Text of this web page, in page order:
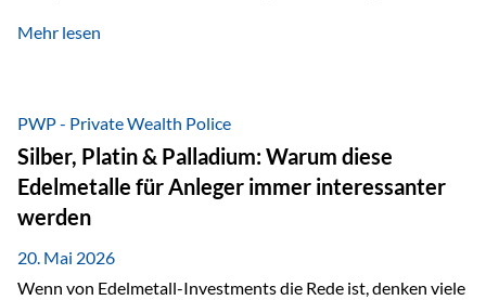
Unsicherheit abzusichern. Genau hier rücken reale und
monetäre Rolle zurück Gold erlebt derzeit eine
bemerkenswerte Renaissance als monetärer Wertspeicher.
Treiber sind Rekordkäufe der Zentralbanken, geopolitische
Spannungen und ein schleichender Vertrauensverlust in
ungedeckte Papierwährungen. Wie groß dieser
Vertrauensverlust ausfällt, zeigt ein nüchterner
Mehr lesen
PWP - Private Wealth Police
Silber, Platin & Palladium: Warum diese
Edelmetalle für Anleger immer interessanter
werden
20. Mai 2026
Wenn von Edelmetall-Investments die Rede ist, denken viele